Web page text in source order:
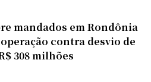
mandados em Rondônia
contra desvio de
308 milhões